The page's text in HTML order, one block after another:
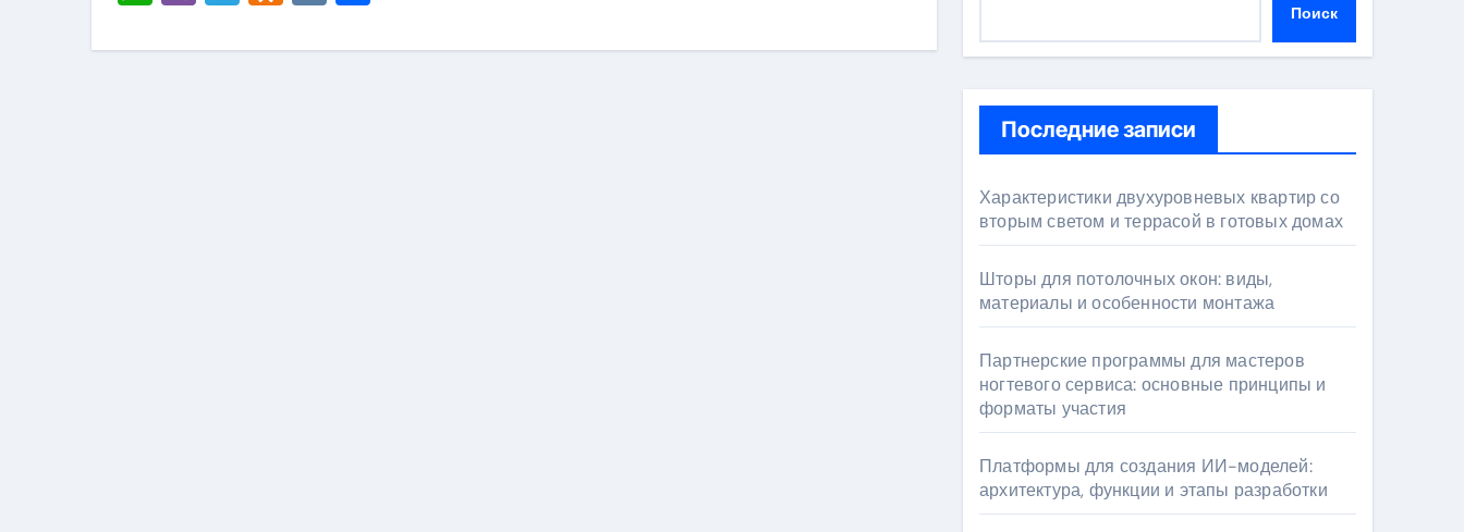
Поиск
Последние записи
Характеристики двухуровневых квартир со
вторым светом и террасой в готовых домах
Шторы для потолочных окон: виды,
материалы и особенности монтажа
Партнерские программы для мастеров
ногтевого сервиса: основные принципы и
форматы участия
Платформы для создания ИИ-моделей:
архитектура, функции и этапы разработки